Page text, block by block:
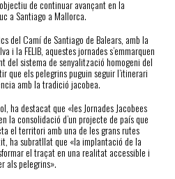
de continuar avançant en la
a Santiago a Mallorca.
del Camí de Santiago de Balears, amb la
i la FELIB, aquestes jornades s’emmarquen
del sistema de senyalització homogeni del
que els pelegrins puguin seguir l’itinerari
amb la tradició jacobea.
ha destacat que «les Jornades Jacobees
la consolidació d’un projecte de país que
el territori amb una de les grans rutes
ha subratllat que «la implantació de la
el traçat en una realitat accessible i
als pelegrins».